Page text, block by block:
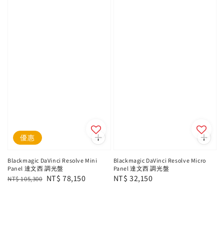
優惠
Blackmagic DaVinci Resolve Mini
Panel 達文西 調光盤
Regular
NT$ 105,300 Sale
NT$ 78,150
Blackmagic DaVinci Resolve Micro
Panel 達文西 調光盤
Regular
NT$ 32,150